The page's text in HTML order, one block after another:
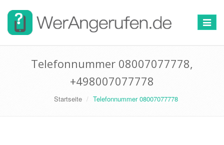
Toggle
Telefonnummer 08007077778,
+498007077778
Startseite Telefonnummer 08007077778